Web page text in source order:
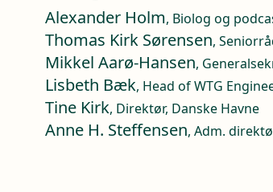
Alexander Holm, Biolog og
Thomas Kirk Sørensen,
Mikkel Aarø-Hansen,
Lisbeth Bæk, Head of WTG
Tine Kirk, Direktør, Danske Havne
Anne H. Steffensen, Adm.